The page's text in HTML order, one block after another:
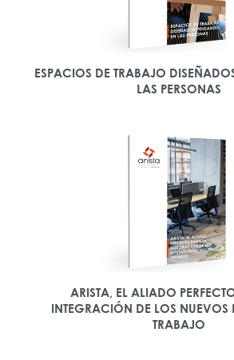
ESPACIOS DE TRABAJO
LAS PERSONAS
ARISTA, EL ALIADO
INTEGRACIÓN DE LOS NUEVOS
TRABAJO